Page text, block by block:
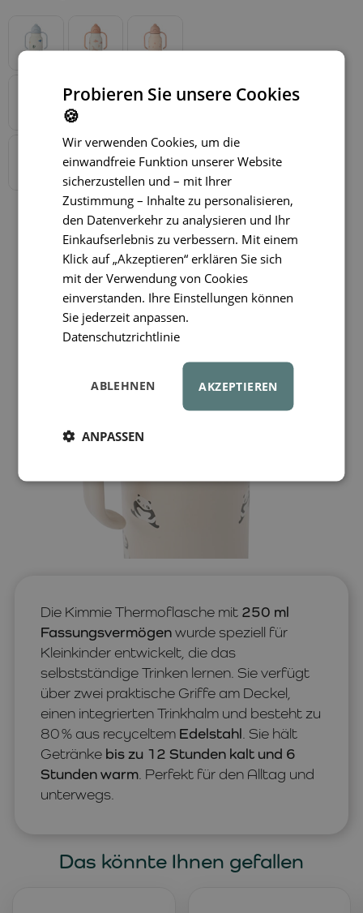
Die Kimmie Thermoflasche mit 250 ml
Fassungsvermögenwurde speziell für
Kleinkinder entwickelt, die das
selbstständige Trinken lernen. Sie verfügt
über zwei praktische Griffe am Deckel,
einen integrierten Trinkhalm und besteht zu
80 % aus recyceltem Edelstahl . Sie hält
Getränke bis zu 12 Stunden kalt und 6
Stunden warm . Perfekt für den Alltag und
unterwegs.
Das könnte Ihnen gefallen
Probieren Sie unsere Cookies
🍪
Wir verwenden Cookies, um die
einwandfreie Funktion unserer Website
sicherzustellen und – mit Ihrer
Zustimmung – Inhalte zu personalisieren,
den Datenverkehr zu analysieren und Ihr
Einkaufserlebnis zu verbessern. Mit einem
Klick auf „Akzeptieren“ erklären Sie sich
mit der Verwendung von Cookies
einverstanden. Ihre Einstellungen können
Sie jederzeit anpassen.
Datenschutzrichtlinie
AKZEPTIEREN
ABLEHNEN
ANPASSEN